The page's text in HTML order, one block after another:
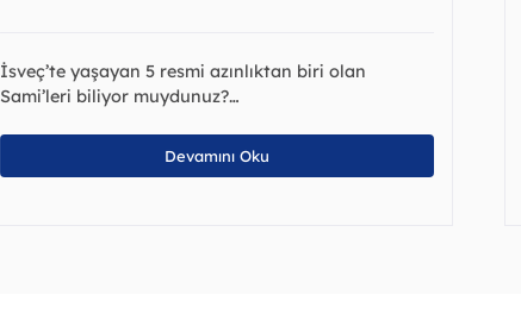
İsveç’te yaşayan 5 resmi azınlıktan biri olan
Sami’leri biliyor muydunuz?…
Devamını Oku